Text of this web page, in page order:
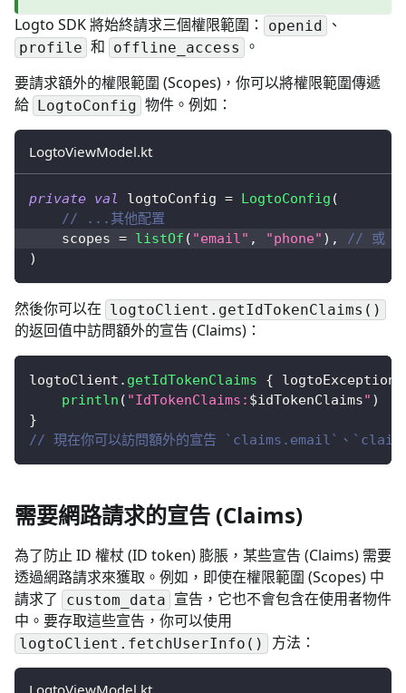
Logto SDK 將始終請求三個權限範圍：
openid 、
profile 和 offline_access
。
要請求額外的權限範圍 (Scopes)，你可以將權限範圍傳遞
給 LogtoConfig 物件。例如：
LogtoViewModel.kt
private val logtoConfig = LogtoConfig (
// ...其他配置
    scopes
= listOf ( "email" , "phone" ) ,
// 或
)
然後你可以在 logtoClient.getIdTokenClaims()
的返回值中訪問額外的宣告 (Claims)：
logtoClient . getIdTokenClaims { logtoException
println ( "IdTokenClaims: $idTokenClaims" )
}
// 現在你可以訪問額外的宣告 `claims.email`、
需要網路請求的宣告 (Claims)
為了防止 ID 權杖 (ID token) 膨脹，某些宣告 (Claims) 需要
透過網路請求來獲取。例如，即使在權限範圍 (Scopes) 中
請求了
custom_data 宣告，它也不會包含在使用者物件
中。要存取這些宣告， 你可以使用
logtoClient.fetchUserInfo() 方法 ：